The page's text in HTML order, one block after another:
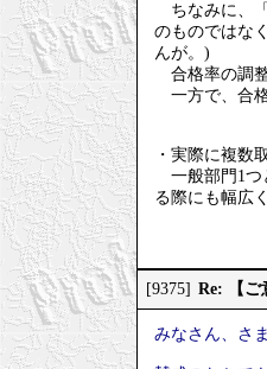
ちなみに、
のものではな
んが。)
合格率の調
一方で、合
・実際に複数
一般部門1つ
る際にも幅広
[9375] Re: 【ご
みなさん、さ